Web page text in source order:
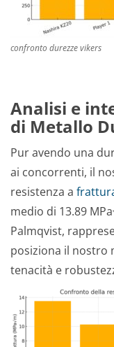
confronto durezze vikers
Analisi e
di Metallo
Pur avendo una
ai concorrenti, il
resistenza a
medio di 13.89
Palmqvist,
posiziona il nostro
tenacità e